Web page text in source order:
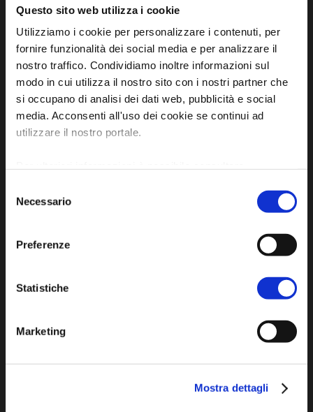
Questo sito web utilizza i cookie
Utilizziamo i cookie per personalizzare i contenuti, per
fornire funzionalità dei social media e per analizzare il
nostro traffico. Condividiamo inoltre informazioni sul
modo in cui utilizza il nostro sito con i nostri partner che
si occupano di analisi dei dati web, pubblicità e social
media. Acconsenti all'uso dei cookie se continui ad
utilizzare il nostro portale.
delNecessario
Preferenze
Statistiche
Marketing
Mostra dettagli
Iscriviti alla newsletter
Privacy policy
Cookie policy
Dichiarazione di accessibilità
Arte e Cultura
Personaggi, storia e tradizioni